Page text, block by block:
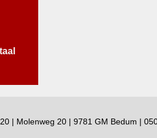
| Molenweg 20 | 9781 GM Bedum |